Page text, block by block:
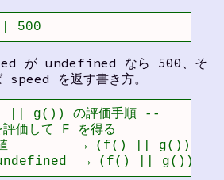
500
が undefined なら 500、そ
speed を返す書き方。
g()) の評価手順 --
価して F を得る
→ (f() || g()) の値は F
undefined  → (f() || g()) の値